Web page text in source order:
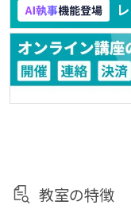
教室の特徴